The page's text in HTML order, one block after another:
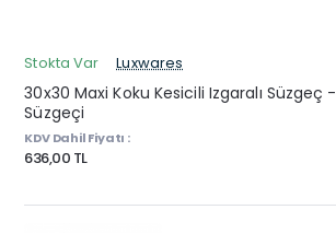
Stokta Var Luxwares
30x30 Maxi Koku Kesicili Izgaralı Süzgeç - Özel Çamur
Süzgeçi
KDV Dahil Fiyatı :
636,00 TL